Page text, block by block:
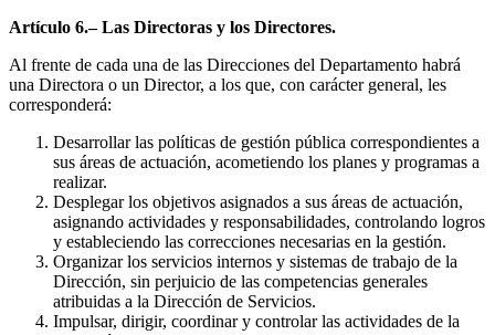
Artículo 6.– Las Directoras y los Directores.
Al frente de cada una de las Direcciones del Departamento habrá
una Directora o un Director, a los que, con carácter general, les
corresponderá:
Desarrollar las políticas de gestión pública correspondientes a
sus áreas de actuación, acometiendo los planes y programas a
realizar.
Desplegar los objetivos asignados a sus áreas de actuación,
asignando actividades y responsabilidades, controlando logros
y estableciendo las correcciones necesarias en la gestión.
Organizar los servicios internos y sistemas de trabajo de la
Dirección, sin perjuicio de las competencias generales
atribuidas a la Dirección de Servicios.
Impulsar, dirigir, coordinar y controlar las actividades de la